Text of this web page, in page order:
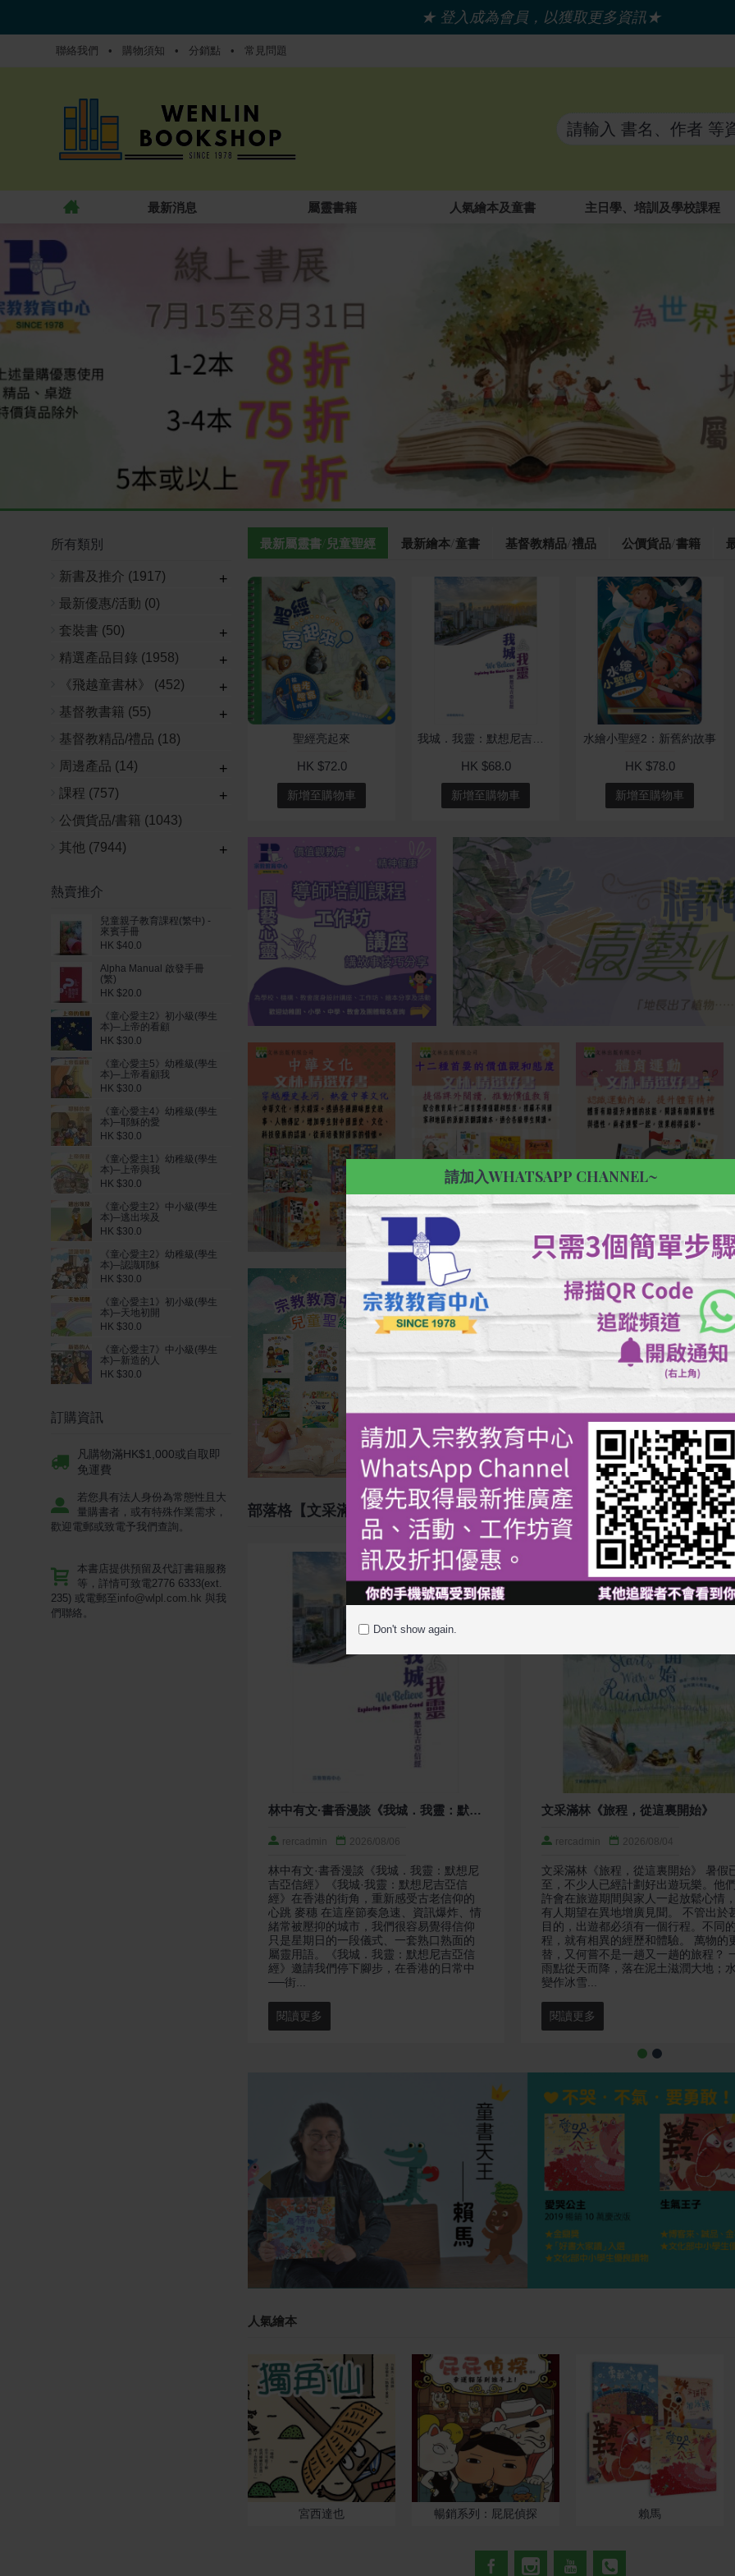
請加入WHATSAPP CHANNEL~
Don't show again.
★ 登入成為會員，以獲取更多資訊★
聯絡我們 • 購物須知 • 分銷點 • 常見問題
最新消息 屬靈書籍 人氣繪本及童書 主日學、培訓及學校課程
所有類別
新書及推介 (1917) +
最新優惠/活動 (0)
套裝書 (50) +
精選產品目錄 (1958) +
《飛越童書林》 (452) +
基督教書籍 (55) +
基督教精品/禮品 (18)
周邊產品 (14) +
課程 (757) +
公價貨品/書籍 (1043)
其他 (7944) +
熱賣推介
兒童親子教育課程(繁中) -
來賓手冊
HK $40.0
Alpha Manual 啟發手冊
(繁)
HK $20.0
《童心愛主2》初小級(學生
本)─上帝的看顧
HK $30.0
《童心愛主5》幼稚級(學生
本)─上帝看顧我
HK $30.0
《童心愛主4》幼稚級(學生
本)─耶穌的愛
HK $30.0
《童心愛主1》幼稚級(學生
本)─上帝與我
HK $30.0
《童心愛主2》中小級(學生
本)─逃出埃及
HK $30.0
《童心愛主2》幼稚級(學生
本)─認識耶穌
HK $30.0
《童心愛主1》初小級(學生
本)─天地初開
HK $30.0
《童心愛主7》中小級(學生
本)─新造的人
HK $30.0
訂購資訊
凡購物滿HK$1,000或自取即
免運費
若您具有法人身份為常態性且大
量購書者，或有特殊作業需求，
歡迎電郵或致電予我們查詢。
本書店提供預留及代訂書籍服務
等，詳情可致電2776 6333(ext.
235) 或電郵至info@wlpl.com.hk 與我
們聯絡。
最新屬靈書/兒童聖經 最新繪本/童書 基督教精品/禮品 公價貨品/書籍
聖經亮起來
HK $72.0
新增至購物車
HK $68.0
新增至購物車
水繪小聖經2：新舊約故事
HK $78.0
新增至購物車
部落格【文采滿林】
林中有文·書香漫談《我城．我靈：默想尼吉亞信經》
rercadmin 2026/08/06
林中有文·書香漫談《我城．我靈：默想尼
吉亞信經》《我城·我靈：默想尼吉亞信
經》在香港的街角，重新感受古老信仰的
心跳 麥穗 在這座節奏急速、資訊爆炸、情
緒常被壓抑的城市，我們很容易覺得信仰
只是星期日的一段儀式、一套熟口熟面的
屬靈用語。《我城．我靈：默想尼吉亞信
經》邀請我們停下腳步，在香港的日常中
──街...
閱讀更多
文采滿林《旅程，從這裏開始》
rercadmin 2026/08/04
文采滿林《旅程，從這裏開始》 暑假
至，不少人已經計劃好出遊玩樂。他
許會在旅遊期間與家人一起放鬆心情
有人期望在異地增廣見聞。 不管出於
目的，出遊都必須有一個行程。不同
程，就有相異的經歷和體驗。 萬物的
替，又何嘗不是一趟又一趟的旅程？
雨點從天而降，落在泥土滋潤大地；
變作冰雪...
閱讀更多
人氣繪本
宮西達也 暢銷系列：屁屁偵探 賴馬